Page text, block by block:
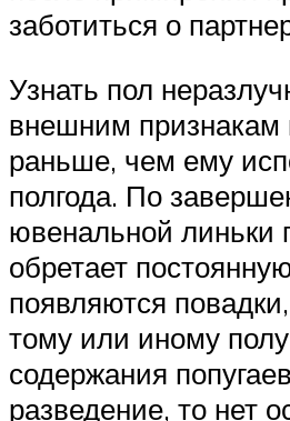
заботиться о
Узнать пол
внешним
раньше, чем ему
полгода. По
ювенальной линьки
обретает
появляются
тому или иному
содержания
разведение, то нет